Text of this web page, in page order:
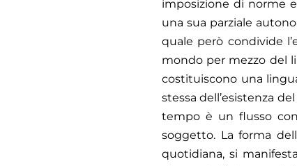
imposizione di norme
una sua parziale
quale però condivide
mondo per mezzo del
costituiscono una
stessa dell’esistenza
tempo è un flusso
soggetto. La forma
quotidiana, si